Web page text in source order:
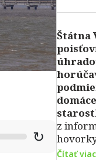
↻
Štátna
z
Čítať viac